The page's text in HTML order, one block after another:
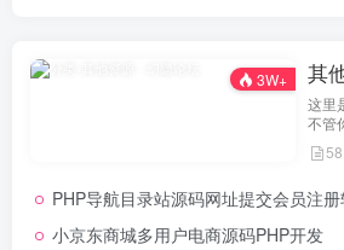
3W+ 其
这里
不管
识，
灵感
源定
务，
PHP导航目录站源码网址提交会员注
小京东商城多用户电商源码PHP开发